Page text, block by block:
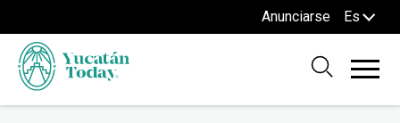
Anunciarse Es